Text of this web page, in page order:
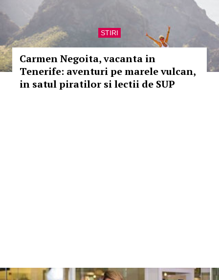
STIRI
Carmen Negoita, vacanta in
Tenerife: aventuri pe marele vulcan,
in satul piratilor si lectii de SUP